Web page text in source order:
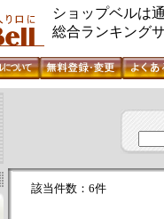
ショップベルは
総合ランキング
該当件数：6件